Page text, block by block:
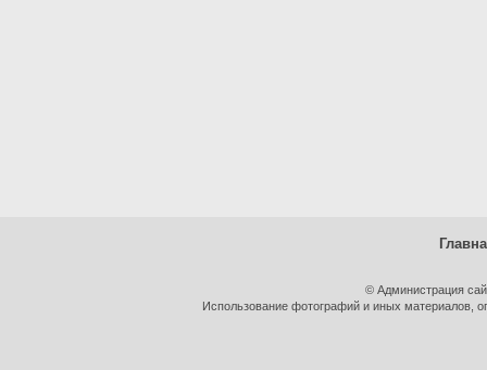
© Администрация
Использование фотографий и иных материалов,